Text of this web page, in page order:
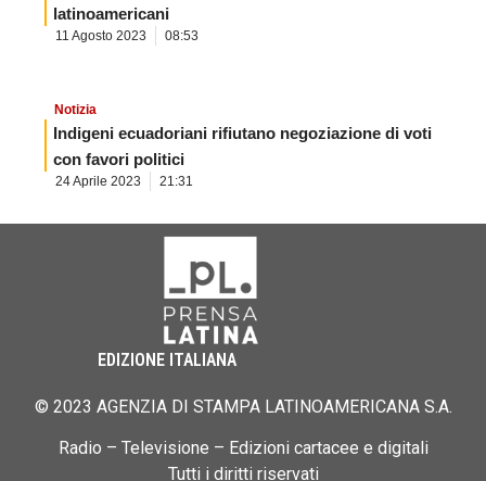
latinoamericani
11 Agosto 2023 08:53
Notizia
Indigeni ecuadoriani rifiutano negoziazione di voti
con favori politici
24 Aprile 2023 21:31
EDIZIONE ITALIANA
© 2023 AGENZIA DI STAMPA LATINOAMERICANA S.A.
Radio – Televisione – Edizioni cartacee e digitali
Tutti i diritti riservati